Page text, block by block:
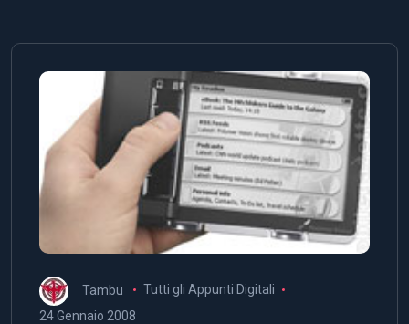
Tambu
Tutti gli Appunti Digitali
24 Gennaio 2008